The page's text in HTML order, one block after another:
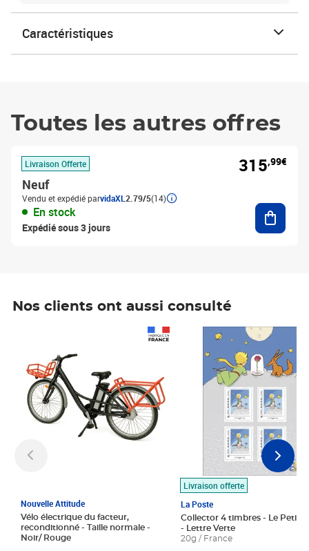
Caractéristiques
Toutes les autres offres
Livraison Offerte
Neuf
Vendu et expédié parvidaXL 2.79/5(14)
En stock
Expédié sous 3 jours
315,99€
Nos clients ont aussi consulté
Nouvelle Attitude
Vélo électrique du facteur,
reconditionné - Taille normale -
Noir/ Rouge
Livraison offerte
La Poste
Collector 4 timbres - Le Petit
- Lettre Verte
20g / France
Prix 7,50€